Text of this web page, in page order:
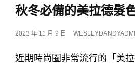
秋冬必備的美拉德髮
POSTED
2023 年 11 月 9 日
近期時尚圈非常流行的「美